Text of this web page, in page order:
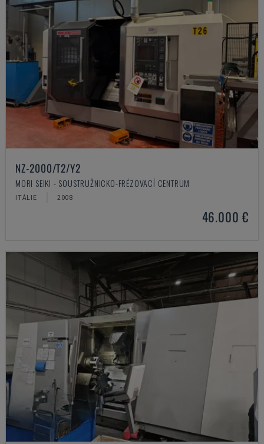
NZ-2000/T2/Y2
MORI SEIKI - SOUSTRUŽNICKO-FRÉZOVACÍ CENTRUM
ITÁLIE 2008
46.000 €